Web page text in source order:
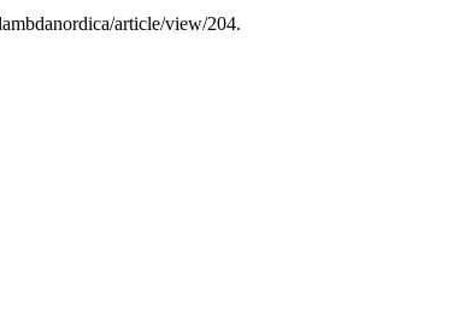
article/view/204.